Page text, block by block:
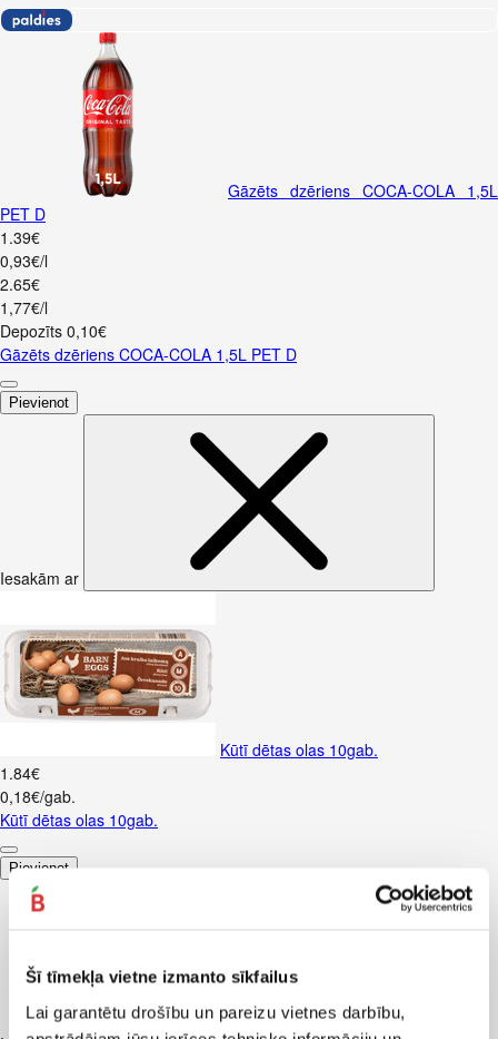
Šī tīmekļa vietne izmanto sīkfailus
Lai garantētu drošību un pareizu vietnes darbību,
Gāzēts dzēriens COCA-COLA 1,5L
PET D
1 .39€
0,93€/l
2.65€
1,77€/l
Depozīts 0,10€
Gāzēts dzēriens COCA-COLA 1,5L PET D
Pievienot
Iesakām ar
Kūtī dētas olas 10gab.
1 .84€
0,18€/gab.
Kūtī dētas olas 10gab.
Pievienot